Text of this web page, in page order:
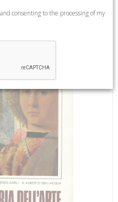
and consenting to the processing of my